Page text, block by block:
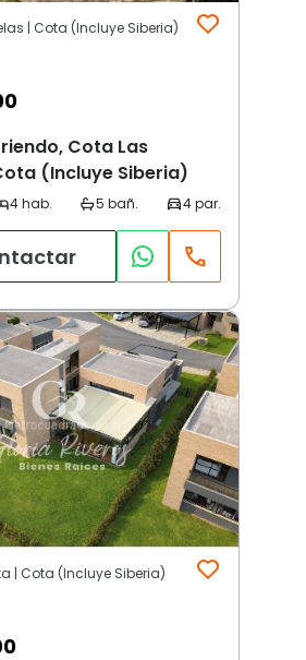
| Cota (Incluye Siberia)
Cota Las
(Incluye Siberia)
| Cota (Incluye Siberia)